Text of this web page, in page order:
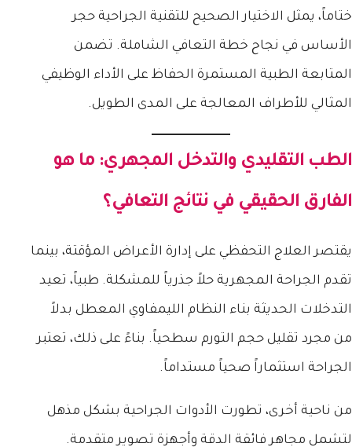
ختاماً، يمثل الاختيار الصحيح للتقنية الجراحية حجر
الأساس في نجاح خطة التعافي الشاملة. تضمن
المتابعة الطبية المستمرة الحفاظ على الأداء الوظيفي
المثالي للأطراف المعالجة على المدى الطويل.
الطب التقليدي والتدخل المجهري: ما هو
الفارق الحقيقي في نتائج التعافي؟
يقتصر العلاج التحفظي على إدارة الأعراض المؤقتة، بينما
تقدم الجراحة المجهرية حلاً جذرياً للمشكلة. طبياً، تعيد
التدخلات الحديثة بناء النظام الليمفاوي المعطل بدلاً
من مجرد تقليل حجم التورم سطحياً. بناءً على ذلك، تعتبر
الجراحة استثماراً صحياً مستداماً.
من ناحية أخرى، تطورت الأدوات الجراحية بشكل مذهل
لتشمل مجاهر فائقة الدقة وأجهزة تصوير متقدمة.